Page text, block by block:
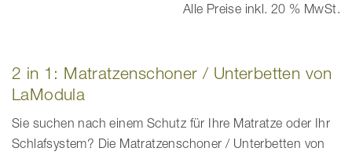
Alle Preise inkl. 20 % MwSt.
2 in 1: Matratzenschoner / Unterbetten von
LaModula
Sie suchen nach einem Schutz für Ihre Matratze oder Ihr
Schlafsystem? Die Matratzenschoner / Unterbetten von